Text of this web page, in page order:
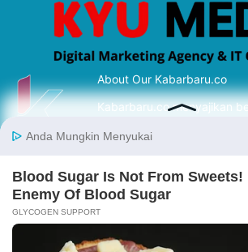
About Our Kabarbaru.co
Kabarbaru.co menyajikan
serta terverifikasi dari
Follow Kabarbaru